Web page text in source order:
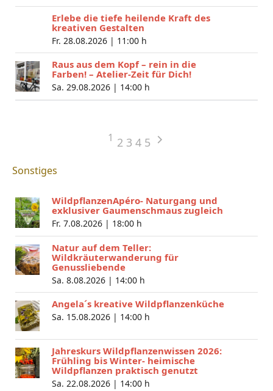
Erlebe die tiefe heilende Kraft des
kreativen Gestalten
Fr. 28.08.2026 | 11:00 h
Raus aus dem Kopf – rein in die
Farben! – Atelier-Zeit für Dich!
Sa. 29.08.2026 | 14:00 h
1 2 3 4 5
Sonstiges
WildpflanzenApéro- Naturgang und
exklusiver Gaumenschmaus zugleich
Fr. 7.08.2026 | 18:00 h
Natur auf dem Teller:
Wildkräuterwanderung für
Genussliebende
Sa. 8.08.2026 | 14:00 h
Angela´s kreative Wildpflanzenküche
Sa. 15.08.2026 | 14:00 h
Jahreskurs Wildpflanzenwissen 2026:
Frühling bis Winter- heimische
Wildpflanzen praktisch genutzt
Sa. 22.08.2026 | 14:00 h